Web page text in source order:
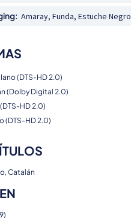
Amaray, Funda, Estuche Negro
(DTS-HD 2.0)
(Dolby Digital 2.0)
HD 2.0)
(DTS-HD 2.0)
Catalán